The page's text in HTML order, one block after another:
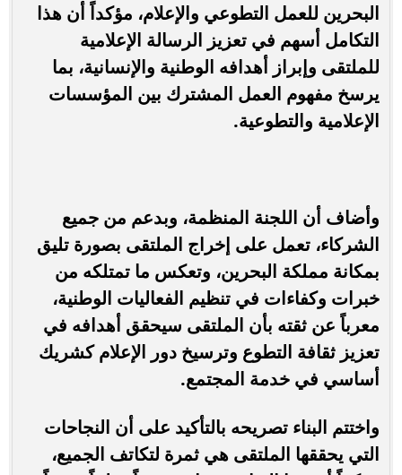
البحرين للعمل التطوعي والإعلام، مؤكداً أن هذا
التكامل أسهم في تعزيز الرسالة الإعلامية
للملتقى وإبراز أهدافه الوطنية والإنسانية، بما
يرسخ مفهوم العمل المشترك بين المؤسسات
الإعلامية والتطوعية.
وأضاف أن اللجنة المنظمة، وبدعم من جميع
الشركاء، تعمل على إخراج الملتقى بصورة تليق
بمكانة مملكة البحرين، وتعكس ما تمتلكه من
خبرات وكفاءات في تنظيم الفعاليات الوطنية،
معرباً عن ثقته بأن الملتقى سيحقق أهدافه في
تعزيز ثقافة التطوع وترسيخ دور الإعلام كشريك
أساسي في خدمة المجتمع.
واختتم البناء تصريحه بالتأكيد على أن النجاحات
التي يحققها الملتقى هي ثمرة لتكاتف الجميع،